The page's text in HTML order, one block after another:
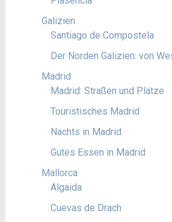
Galizien
Santiago de Compostela
Der Norden Galizien: von
Madrid
Madrid: Straßen und Plätze
Touristisches Madrid
Nachts in Madrid
Gutes Essen in Madrid
Mallorca
Algaida
Cuevas de Drach